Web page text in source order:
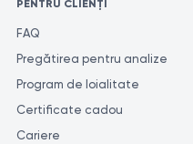
PENTRU CLIENȚI
FAQ
Pregătirea pentru analize
Program de loialitate
Certificate cadou
Cariere